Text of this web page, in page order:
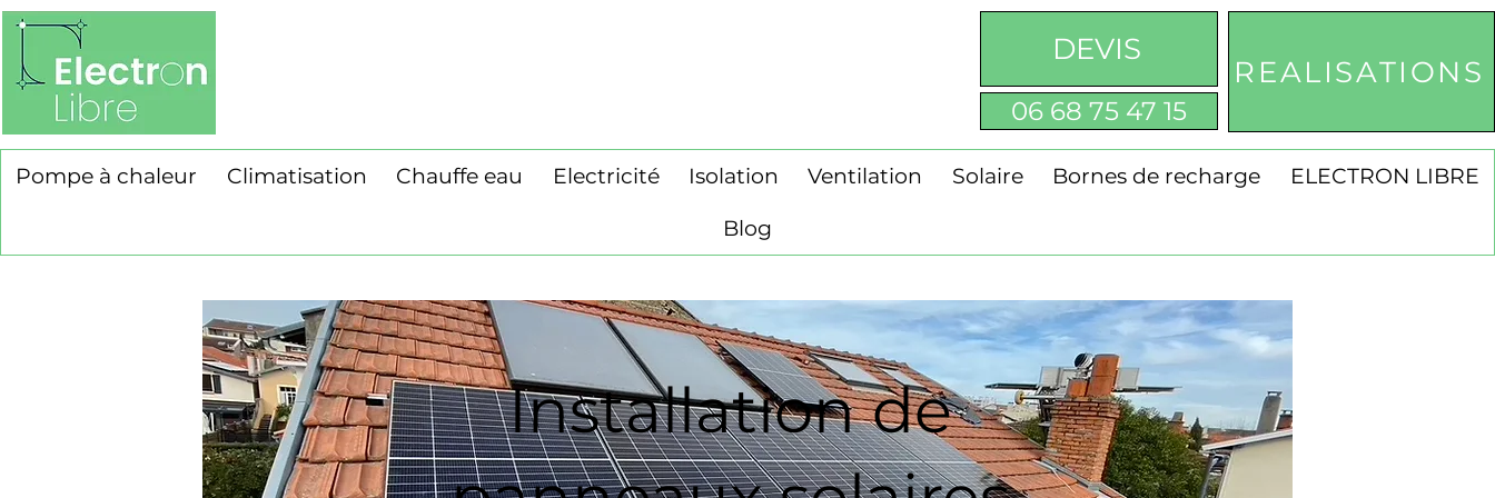
REALISATIONS
DEVIS
06 68 75 47 15
Pompe à chaleur Climatisation Chauffe eau Electricité Isolation Ventilation Solaire Bornes de recharge ELECTRON LIBRE
Blog
Installation de